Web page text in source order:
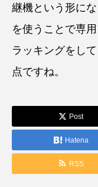
継機という形に
を使うことで専
ラッキングをし
点ですね。
Post
Hatena
RSS